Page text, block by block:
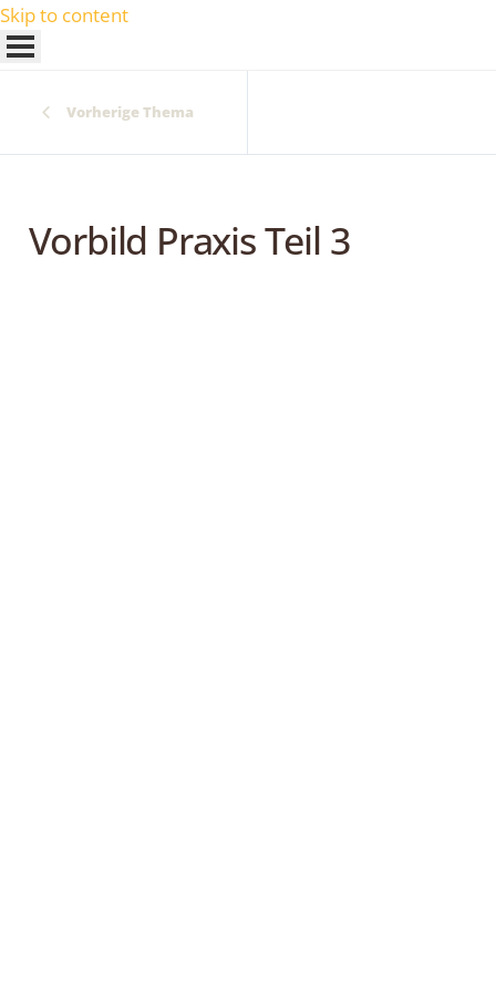
Skip to content
Vorherige Thema
Vorbild Praxis Teil 3